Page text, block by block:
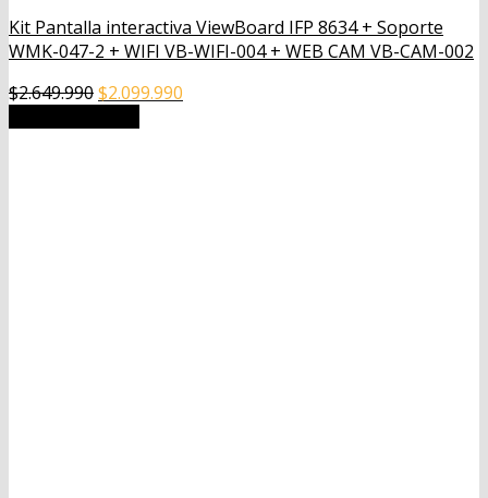
Kit Pantalla interactiva ViewBoard IFP 8634 + Soporte
WMK-047-2 + WIFI VB-WIFI-004 + WEB CAM VB-CAM-002
$2.649.990El
$2.099.990